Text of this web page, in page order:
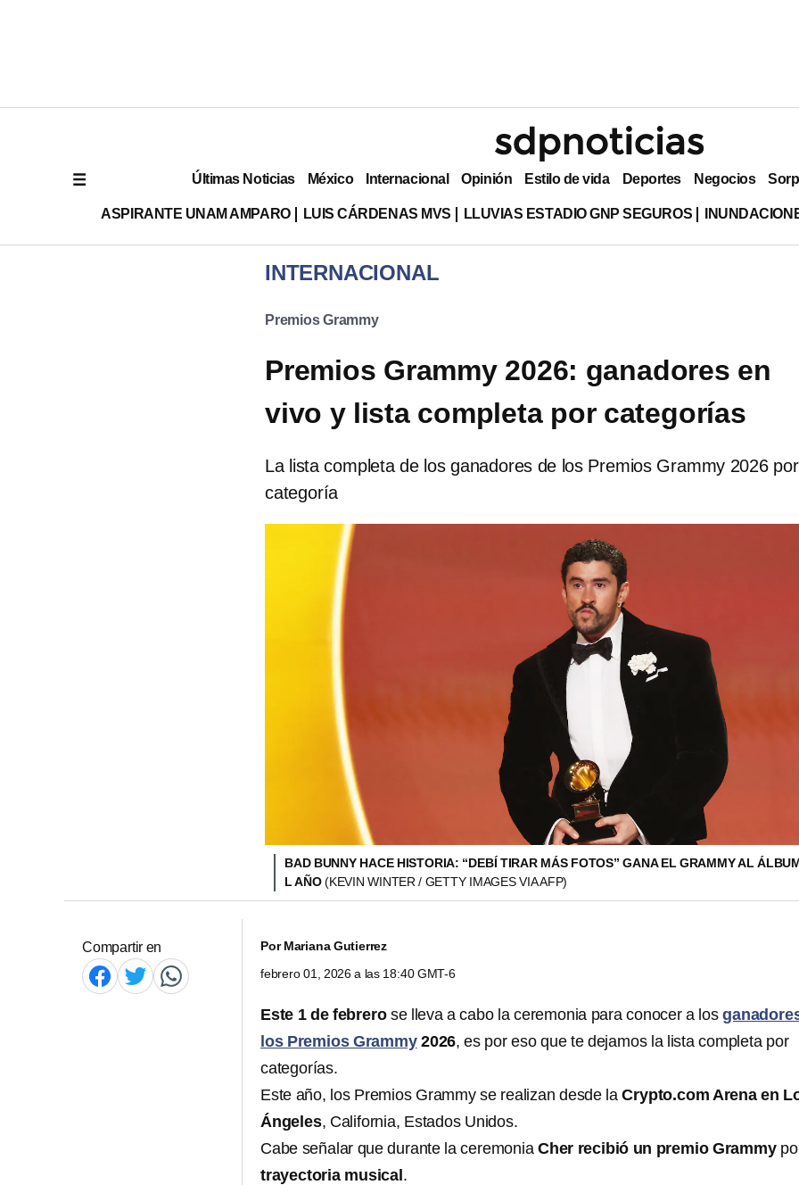
Últimas Noticias México Internacional Opinión Estilo de vida Deportes Negocios
ASPIRANTE UNAM AMPARO LUIS CÁRDENAS MVS LLUVIAS ESTADIO GNP SEGUROS
INTERNACIONAL
Premios Grammy
Premios Grammy 2026: ganadores en
vivo y lista completa por categorías
La lista completa de los ganadores de los Premios Grammy 2026 por
categoría
BAD BUNNY HACE HISTORIA: “DEBÍ TIRAR MÁS FOTOS” GANA EL GRAMMY AL
L AÑO(KEVIN WINTER / GETTY IMAGES VIA AFP)
Compartir en PorMariana Gutierrez
febrero 01, 2026 a las 18:40 GMT-6
Este 1 de febrerose lleva a cabo la ceremonia para conocer a los
los Premios Grammy2026, es por eso que te dejamos la lista completa por
categorías.
Este año, los Premios Grammy se realizan desde laCrypto.com Arena en
Ángeles, California, Estados Unidos.
Cabe señalar que durante la ceremonia Cher recibió un premio Grammy
trayectoria musical .